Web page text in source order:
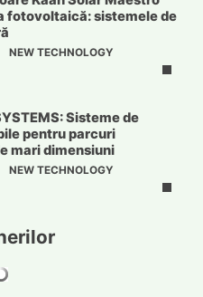
fotovoltaică: sistemele de
NEW TECHNOLOGY
Sisteme de
pentru parcuri
mari dimensiuni
NEW TECHNOLOGY